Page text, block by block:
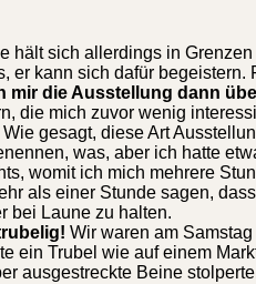
hält sich allerdings in
er kann sich dafür
mir die Ausstellung dann
die mich zuvor wenig
gesagt, diese Art
was, aber ich hatte
womit ich mich mehrere
als einer Stunde sagen,
bei Laune zu halten.
Wir waren am
ein Trubel wie auf einem
ausgestreckte Beine